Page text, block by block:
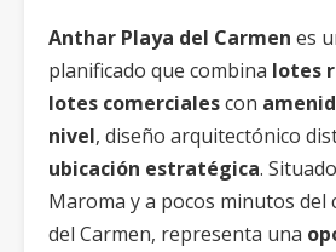
Anthar Playa del Carmen es
planificado que combina lotes
lotes comercialescon
nivel, diseño arquitectónico
ubicación estratégica.
Maroma y a pocos minutos del
del Carmen, representa una